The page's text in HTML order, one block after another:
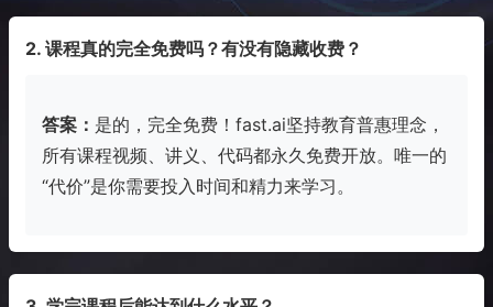
2. 课程真的完全免费吗？有没有隐藏收费？
答案： 是的，完全免费！fast.ai坚持教育普惠理念，
所有课程视频、讲义、代码都永久免费开放。唯一的
“代价”是你需要投入时间和精力来学习。